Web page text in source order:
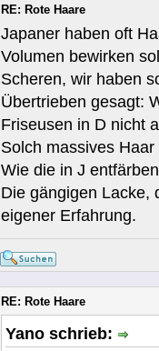
RE: Rote Haare
Japaner haben oft
Volumen bewirken
Scheren, wir haben
Übertrieben gesagt:
Friseusen in D nicht
Solch massives
Wie die in J
Die gängigen Lacke,
eigener Erfahrung.
RE: Rote Haare
Yano schrieb: